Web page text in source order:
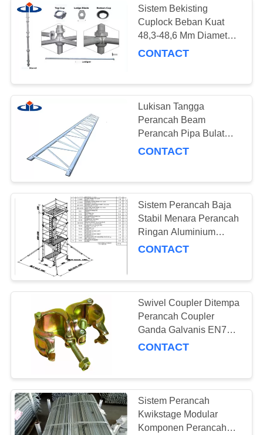
SITEMAP
PRIVACY
POLICY
Sistem Bekisting
Cuplock Beban Kuat
48,3-48,6 Mm Diameter
Hemat Energi Untuk
CONTACT
Lukisan Tangga
Perancah Beam
Perancah Pipa Bulat
Tangga Tanpa Kait
CONTACT
Sistem Perancah Baja
Stabil Menara Perancah
Ringan Aluminium
Mobile
CONTACT
Swivel Coupler Ditempa
Perancah Coupler
Ganda Galvanis EN74
Drop Ditempa 48,3 ×
CONTACT
Sistem Perancah
Kwikstage Modular
Komponen Perancah